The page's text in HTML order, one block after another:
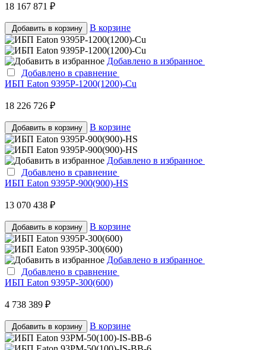
18 167 871 ₽
Добавить в корзину В корзине
Добавлено в избранное
Добавлено в сравнение
ИБП Eaton 9395P-1200(1200)-Cu
18 226 726 ₽
Добавить в корзину В корзине
Добавлено в избранное
Добавлено в сравнение
ИБП Eaton 9395P-900(900)-HS
13 070 438 ₽
Добавить в корзину В корзине
Добавлено в избранное
Добавлено в сравнение
ИБП Eaton 9395P-300(600)
4 738 389 ₽
Добавить в корзину В корзине